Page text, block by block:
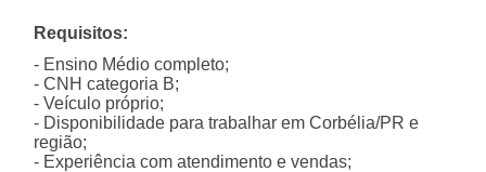
Requisitos:
- Ensino Médio completo;
- CNH categoria B;
- Veículo próprio;
- Disponibilidade para trabalhar em Corbélia/PR e
região;
- Experiência com atendimento e vendas;